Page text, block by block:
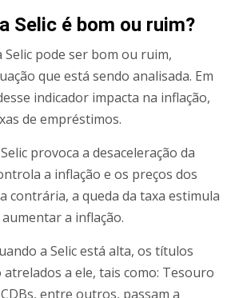
Selic é bom ou ruim?
pode ser bom ou ruim,
que está sendo analisada. Em
indicador impacta na inflação,
de empréstimos.
provoca a desaceleração da
a inflação e os preços dos
contrária, a queda da taxa estimula
a inflação.
a Selic está alta, os títulos
a ele, tais como: Tesouro
entre outros, passam a